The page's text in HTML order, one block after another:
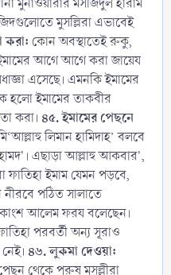
মুসল্লিরা এভাবেই
করা: কোন অবস্থাতেই রুকু,
আগে আগে করা জায়েয
এসেছে। এমনকি ইমামের
হলো ইমামের তাকবীর
করা। ৪৫. ইমামের পেছনে
লিমান হামিদাহ’ বলবে
এছাড়া আল্লাহু আকবার',
ইমাম যেমন পড়বে,
পঠিত সালাতে
আলেম ফরয বলেছেন।
পরবর্তী অন্য সূরাও
৪৬. লুকমা দেওয়া:
থেকে পুরুষ মুসল্লীরা